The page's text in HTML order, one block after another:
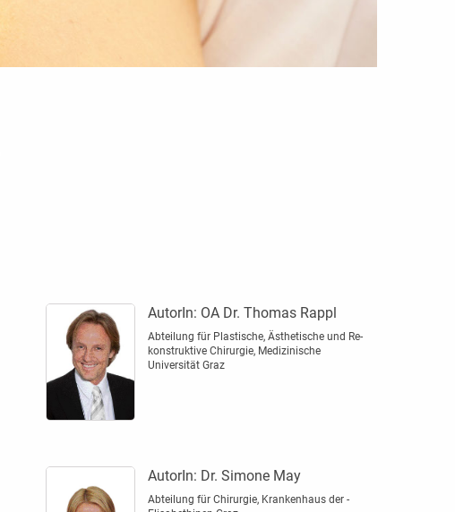
AutorIn: OA Dr. Thomas Rappl
Abteilung für Plastische, Ästhetische und Re­
konstruktive Chirurgie, Medizinische
Universität­ Graz
AutorIn: Dr. Simone May
Abteilung für Chirurgie, Krankenhaus der ­